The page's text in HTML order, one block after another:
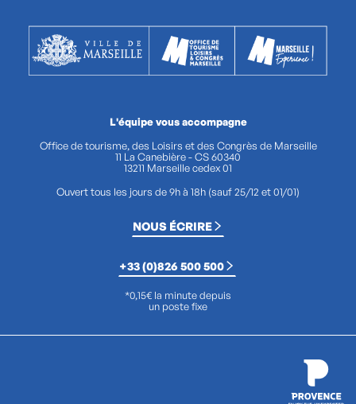
L'équipe vous accompagne
Office de tourisme, des Loisirs et des Congrès de Marseille
11 La Canebière - CS 60340
13211 Marseille cedex 01
Ouvert tous les jours de 9h à 18h (sauf 25/12 et 01/01)
NOUS ÉCRIRE
+33 (0)826 500 500
*0,15€ la minute depuis
un poste fixe